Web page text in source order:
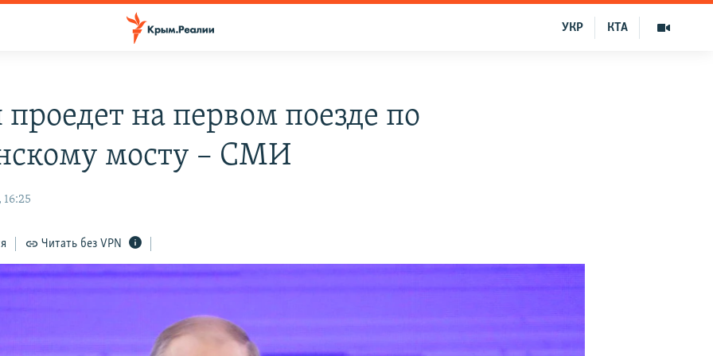
КТА
УКР
на первом поезде по
мосту – СМИ
16:25
Читать без VPN